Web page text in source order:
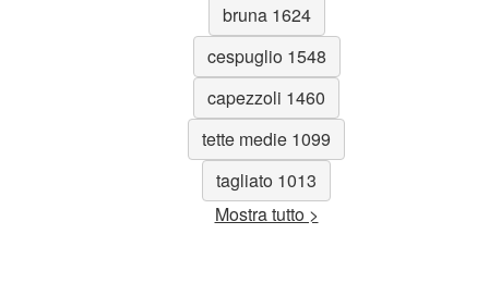
bruna 1624
cespuglio 1548
capezzoli 1460
tette medie 1099
tagliato 1013
Mostra tutto >